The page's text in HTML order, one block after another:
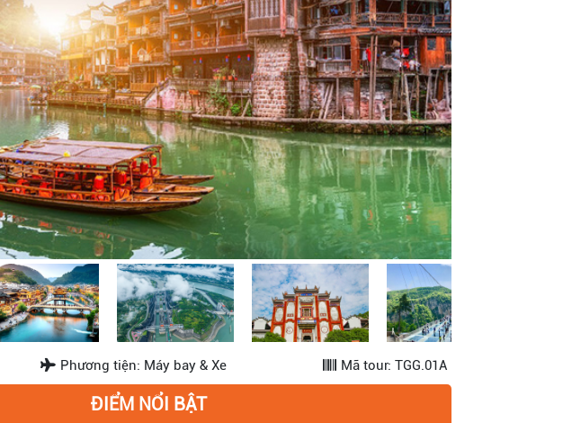
Phương tiện: Máy bay & Xe Mã tour: TGG.01A
ĐIỂM NỔI BẬT